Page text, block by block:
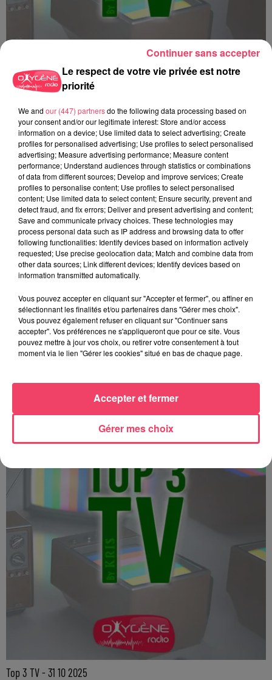
Top 3 TV - 15 12 2025
Top 3 TV - 15 12 2025
Top 3 TV - 31 10 2025
Le respect de votre vie privée est notre
priorité
We and our (447) partnersdo the following data processing based on
your consent and/or our legitimate interest: Store and/or access
information on a device; Use limited data to select advertising; Create
profiles for personalised advertising; Use profiles to select personalised
advertising; Measure advertising performance; Measure content
performance; Understand audiences through statistics or combinations
of data from different sources; Develop and improve services; Create
profiles to personalise content; Use profiles to select personalised
content; Use limited data to select content; Ensure security, prevent and
detect fraud, and fix errors; Deliver and present advertising and content;
Save and communicate privacy choices. These technologies may
process personal data such as IP address and browsing data to offer
following functionalities: Identify devices based on information actively
requested; Use precise geolocation data; Match and combine data from
other data sources; Link different devices; Identify devices based on
information transmitted automatically.
Vous pouvez accepter en cliquant sur "Accepter et fermer", ou affiner en
sélectionnant les finalités et/ou partenaires dans "Gérer mes choix".
Vous pouvez également refuser en cliquant sur "Continuer sans
accepter". Vos préférences ne s'appliqueront que pour ce site. Vous
pouvez mettre à jour vos choix, ou retirer votre consentement à tout
moment via le lien "Gérer les cookies" situé en bas de chaque page.
Gérer mes choix
Accepter et fermer
Continuer sans accepter